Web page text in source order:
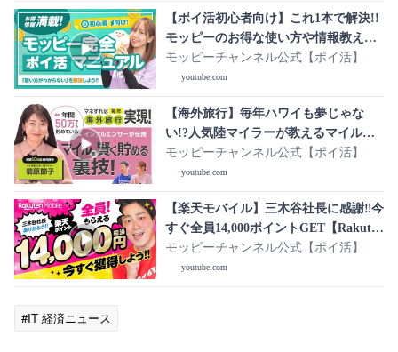
【ポイ活初心者向け】これ1本で解決!!
モッピーのお得な使い方や情報教えま
す!!
モッピーチャンネル公式【ポイ活】
youtube.com
【海外旅行】毎年ハワイも夢じゃな
い!?人気陸マイラーが教えるマイル
を“効率良く貯める”裏技【マネレク】
モッピーチャンネル公式【ポイ活】
youtube.com
【楽天モバイル】三木谷社長に感謝‼︎今
すぐ全員14,000ポイントGET【Rakuten
最強プラン】
モッピーチャンネル公式【ポイ活】
youtube.com
#IT 経済ニュース